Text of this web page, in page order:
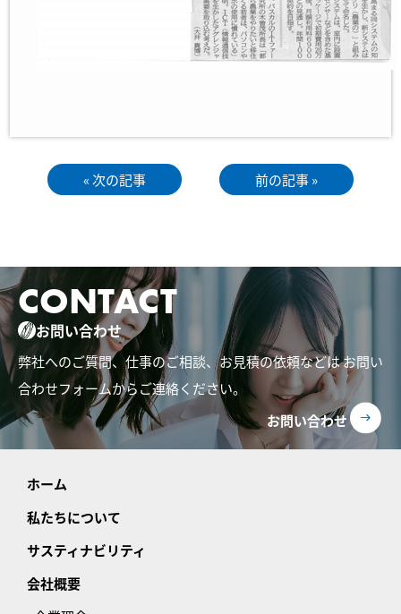
« 次の記事 前の記事 »
CONTACT
お問い合わせ
弊社へのご質問、仕事のご相談、お見積の依頼などはお問い
合わせフォームからご連絡ください。
お問い合わせ
ホーム
私たちについて
サスティナビリティ
会社概要